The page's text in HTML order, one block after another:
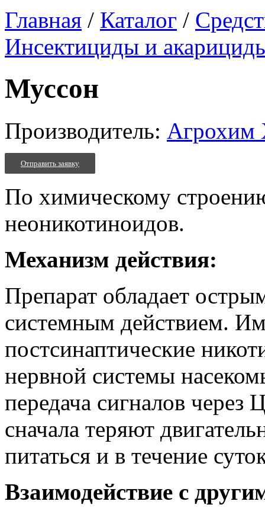
Главная / Каталог /
Инсектициды и
Муссон
Производитель: Агрохим
Отправить заявку
По химическому
неоникотиноидов.
Механизм действия:
Препарат обладает
системным действием.
постсинаптические
нервной системы
передача сигналов
сначала теряют
питаться и в течение
Взаимодействие с